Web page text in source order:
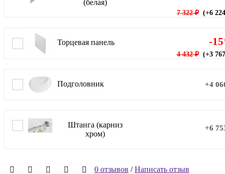
(белая)
7 322 ₽(+6
Торцевая панель -
4 432 ₽(+3
Подголовник +4
Штанга (карниз
хром)
+6
0 отзывов /Написать отзыв